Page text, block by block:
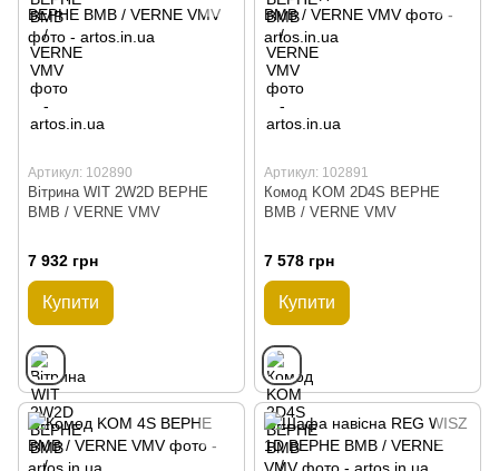
Артикул: 102890
Вітрина WIT 2W2D ВЕРНЕ
ВМВ / VERNE VMV
7 932 грн
Купити
Артикул: 102891
Комод KOM 2D4S ВЕРНЕ
ВМВ / VERNE VMV
7 578 грн
Купити